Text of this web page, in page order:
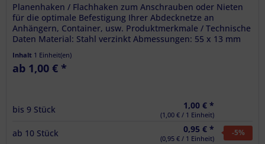
Planenhaken / Flachhaken zum Anschrauben oder Nieten
für die optimale Befestigung Ihrer Abdecknetze an
Anhängern, Container, usw. Produktmerkmale / Technische
Daten Material: Stahl verzinkt Abmessungen: 55 x 13 mm
Inhalt 1 Einheit(en)
ab 1,00 € *
bis 9 Stück 1,00 € *
(1,00 € / 1 Einheit)
ab 10 Stück 0,95 € *
(0,95 € / 1 Einheit)
-5%